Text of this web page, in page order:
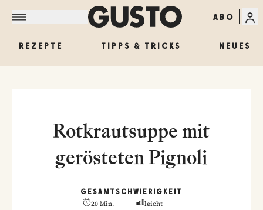
ABO
REZEPTE TIPPS & TRICKS NEUES
Rotkrautsuppe mit
gerösteten Pignoli
GESAMT
20 Min.
SCHWIERIGKEIT
leicht